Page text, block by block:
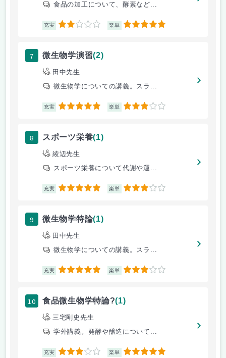
食品の加工について、酵素など...
充実 2 楽単 5
7 微生物学演習(2)
田中先生
微生物学についての講義。スラ...
充実 5 楽単 3
8 スポーツ栄養(1)
綾辺先生
スポーツ栄養について代謝や運...
充実 5 楽単 3
9 微生物学特論(1)
田中先生
微生物学についての講義。スラ...
充実 5 楽単 3
10 食品微生物学特論?(1)
三宅剛史先生
学外講義。発酵や醸造について...
充実 3 楽単 5